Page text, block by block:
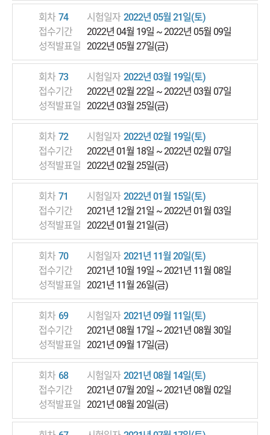
회차 74 시험일자 2022년 05월 21일(토)
접수기간
2022년 04월 19일 ~ 2022년 05월 09일
성적발표일 2022년 05월 27일(금)
회차 73 시험일자 2022년 03월 19일(토)
접수기간
2022년 02월 22일 ~ 2022년 03월 07일
성적발표일 2022년 03월 25일(금)
회차 72 시험일자 2022년 02월 19일(토)
접수기간
2022년 01월 18일 ~ 2022년 02월 07일
성적발표일 2022년 02월 25일(금)
회차 71 시험일자 2022년 01월 15일(토)
접수기간
2021년 12월 21일 ~ 2022년 01월 03일
성적발표일 2022년 01월 21일(금)
회차 70 시험일자 2021년 11월 20일(토)
접수기간
2021년 10월 19일 ~ 2021년 11월 08일
성적발표일 2021년 11월 26일(금)
회차 69 시험일자 2021년 09월 11일(토)
접수기간
2021년 08월 17일 ~ 2021년 08월 30일
성적발표일 2021년 09월 17일(금)
회차 68 시험일자 2021년 08월 14일(토)
접수기간
2021년 07월 20일 ~ 2021년 08월 02일
성적발표일 2021년 08월 20일(금)